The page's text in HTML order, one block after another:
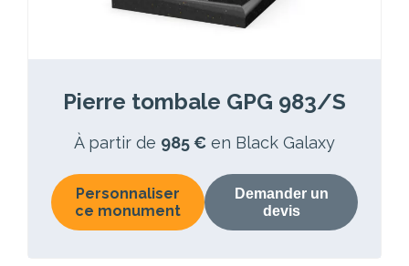
Pierre tombale GPG 983/S
À partir de 985 € en Black Galaxy
Personnaliser
ce monument
Demander un
devis